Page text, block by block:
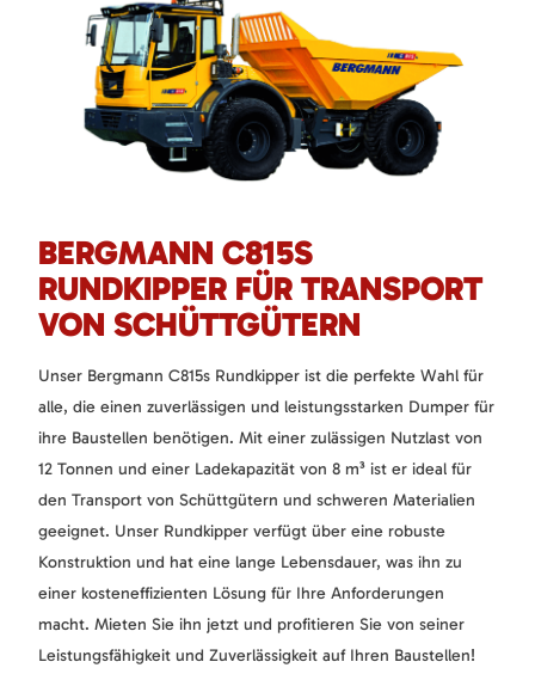
BERGMANN C815S
RUNDKIPPER FÜR TRANSPORT
VON SCHÜTTGÜTERN
Unser Bergmann C815s Rundkipper ist die perfekte Wahl für
alle, die einen zuverlässigen und leistungsstarken Dumper für
ihre Baustellen benötigen. Mit einer zulässigen Nutzlast von
12 Tonnen und einer Ladekapazität von 8 m³ ist er ideal für
den Transport von Schüttgütern und schweren Materialien
geeignet. Unser Rundkipper verfügt über eine robuste
Konstruktion und hat eine lange Lebensdauer, was ihn zu
einer kosteneffizienten Lösung für Ihre Anforderungen
macht. Mieten Sie ihn jetzt und profitieren Sie von seiner
Leistungsfähigkeit und Zuverlässigkeit auf Ihren Baustellen!